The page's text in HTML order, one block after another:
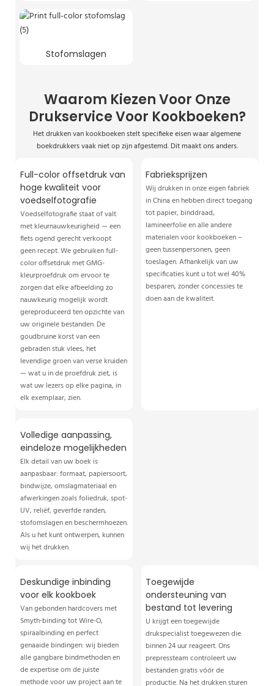
Stofomslagen
Waarom Kiezen Voor Onze
Drukservice Voor Kookboeken?
Het drukken van kookboeken stelt specifieke eisen waar algemene
boekdrukkers vaak niet op zijn afgestemd. Dit maakt ons anders.
Full-color offsetdruk van
hoge kwaliteit voor
voedselfotografie
Voedselfotografie staat of valt
met kleurnauwkeurigheid — een
flets ogend gerecht verkoopt
geen recept. We gebruiken full-
color offsetdruk met GMG-
kleurproefdruk om ervoor te
zorgen dat elke afbeelding zo
nauwkeurig mogelijk wordt
gereproduceerd ten opzichte van
uw originele bestanden. De
goudbruine korst van een
gebraden stuk vlees, het
levendige groen van verse kruiden
— wat u in de proefdruk ziet, is
wat uw lezers op elke pagina, in
elk exemplaar, zien.
Fabrieksprijzen
Wij drukken in onze eigen fabriek
in China en hebben direct toegang
tot papier, binddraad,
lamineerfolie en alle andere
materialen voor kookboeken –
geen tussenpersonen, geen
toeslagen. Afhankelijk van uw
specificaties kunt u tot wel 40%
besparen, zonder concessies te
doen aan de kwaliteit.
Volledige aanpassing,
eindeloze mogelijkheden
Elk detail van uw boek is
aanpasbaar: formaat, papiersoort,
bindwijze, omslagmateriaal en
afwerkingen zoals foliedruk, spot-
UV, reliëf, geverfde randen,
stofomslagen en beschermhoezen.
Als u het kunt ontwerpen, kunnen
wij het drukken.
Deskundige inbinding
voor elk kookboek
Van gebonden hardcovers met
Smyth-binding tot Wire-O,
spiraalbinding en perfect
genaaide bindingen: wij bieden
alle gangbare bindmethoden en
de expertise om de juiste
methode voor uw project aan te
Toegewijde
ondersteuning van
bestand tot levering
U krijgt een toegewijde
drukspecialist toegewezen die
binnen 24 uur reageert. Ons
prepressteam controleert uw
bestanden gratis vóór de
productie. Na het drukken sturen